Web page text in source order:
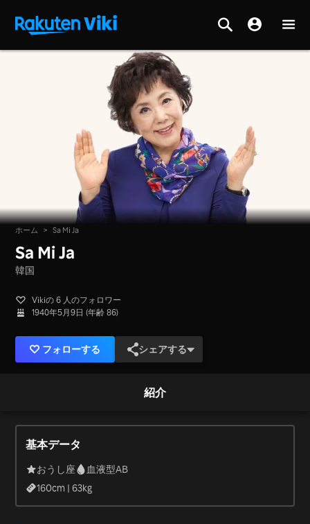
ホーム > Sa Mi Ja
Sa Mi Ja
韓国
Vikiの 6 人のフォロワー
1940年5月9日 (年齢 86)
フォローする シェアする
紹介
基本データ
おうし座
血液型AB
160cm |63kg